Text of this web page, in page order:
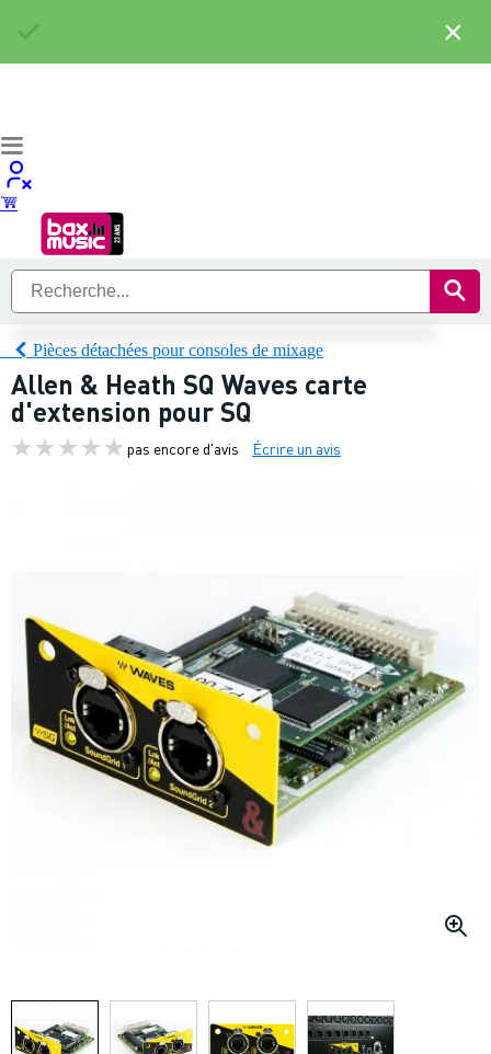
Pièces détachées pour consoles de mixage
Allen & Heath SQ Waves carte
d'extension pour SQ
pas encore d'avis Écrire un avis
×